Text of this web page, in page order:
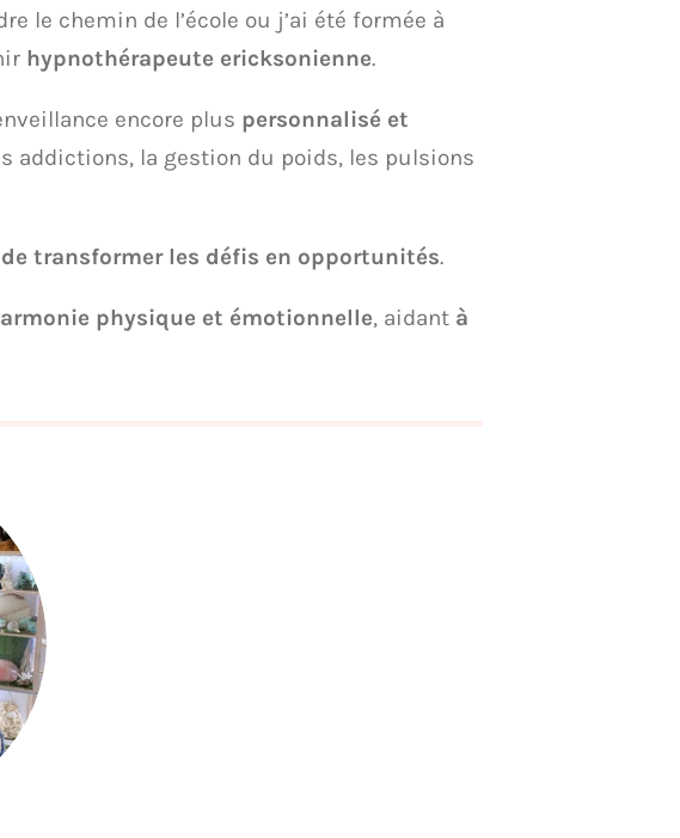
le chemin de l’école ou j’ai été formée à
hypnothérapeute ericksonienne.
encore plus personnalisé et
addictions, la gestion du poids, les pulsions
transformer les défis en opportunités.
physique et émotionnelle, aidant à